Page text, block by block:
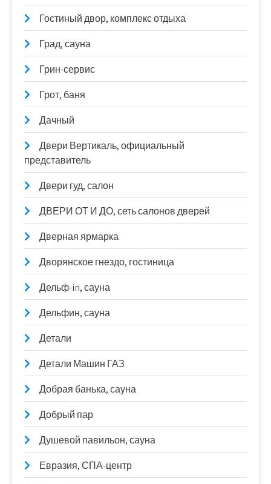
Гостиный двор, комплекс отдыха
Град, сауна
Грин-сервис
Грот, баня
Дачный
Двери Вертикаль, официальный
представитель
Двери гуд, салон
ДВЕРИ ОТ И ДО, сеть салонов дверей
Дверная ярмарка
Дворянское гнездо, гостиница
Дельф-in, сауна
Дельфин, сауна
Детали
Детали Машин ГАЗ
Добрая банька, сауна
Добрый пар
Душевой павильон, сауна
Евразия, СПА-центр